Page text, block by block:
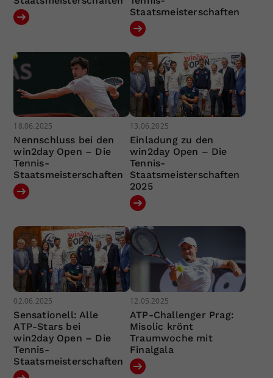
Staatsmeisterschaften
18.06.2025
Nennschluss bei den
win2day Open – Die
Tennis-
Staatsmeisterschaften
13.06.2025
Einladung zu den
win2day Open – Die
Tennis-
Staatsmeisterschaften
2025
02.06.2025
Sensationell: Alle
ATP-Stars bei
win2day Open – Die
Tennis-
Staatsmeisterschaften
12.05.2025
ATP-Challenger Prag:
Misolic krönt
Traumwoche mit
Finalgala